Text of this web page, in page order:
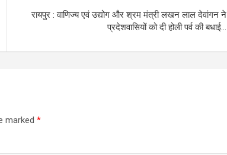
रायपुर : वाणिज्य एवं उद्योग और श्रम मंत्री लखन लाल देवांगन ने
प्रदेशवासियों को दी होली पर्व की बधाई…
marked *